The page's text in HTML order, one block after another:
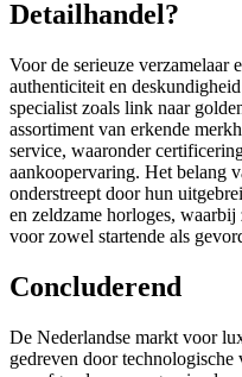
Detailhandel?
Voor de serieuze verzamelaar
authenticiteit en
specialist zoals link naar
assortiment van erkende
service, waaronder
aankoopervaring. Het belang
onderstreept door hun
en zeldzame horloges,
voor zowel startende als
Concluderend
De Nederlandse markt voor
gedreven door